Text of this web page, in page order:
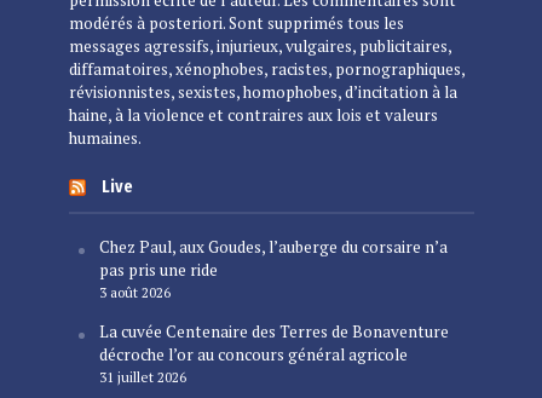
modérés à posteriori. Sont supprimés tous les
messages agressifs, injurieux, vulgaires, publicitaires,
diffamatoires, xénophobes, racistes, pornographiques,
révisionnistes, sexistes, homophobes, d’incitation à la
haine, à la violence et contraires aux lois et valeurs
humaines.
Live
Chez Paul, aux Goudes, l’auberge du corsaire n’a
pas pris une ride
3 août 2026
La cuvée Centenaire des Terres de Bonaventure
décroche l’or au concours général agricole
31 juillet 2026